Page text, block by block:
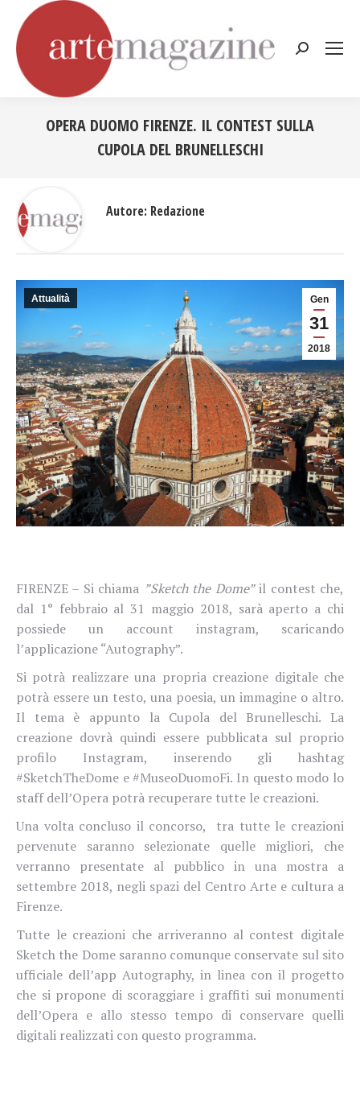
Cerca:
OPERA DUOMO FIRENZE. IL CONTEST SULLA
CUPOLA DEL BRUNELLESCHI
Gen
31
2018
Attualità
FIRENZE – Si chiama ”Sketch the Dome”il contest che,
dal 1° febbraio al 31 maggio 2018, sarà aperto a chi
possiede un account instagram, scaricando
l’applicazione “Autography”.
Si potrà realizzare una propria creazione digitale che
potrà essere un testo, una poesia, un immagine o altro.
Il tema è appunto la Cupola del Brunelleschi. La
creazione dovrà quindi essere pubblicata sul proprio
profilo Instagram, inserendo gli hashtag
#SketchTheDome e #MuseoDuomoFi. In questo modo lo
staff dell’Opera potrà recuperare tutte le creazioni.
Una volta concluso il concorso, tra tutte le creazioni
pervenute saranno selezionate quelle migliori, che
verranno presentate al pubblico in una mostra a
settembre 2018, negli spazi del Centro Arte e cultura a
Firenze.
Tutte le creazioni che arriveranno al contest digitale
Sketch the Dome saranno comunque conservate sul sito
ufficiale dell’app Autography, in linea con il progetto
che si propone di scoraggiare i graffiti sui monumenti
dell’Opera e allo stesso tempo di conservare quelli
digitali realizzati con questo programma.
Autore: Redazione